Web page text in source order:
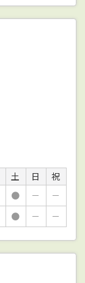
土 日
祝
● －
－
● － －